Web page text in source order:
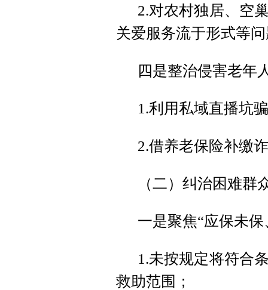
2.对农村独居、空
关爱服务流于形式等
四是整治侵害老年
1.利用私域直播坑
2.借养老保险补缴
（二）纠治困难群
一是聚焦“应保未
1.未按规定将符合
救助范围；